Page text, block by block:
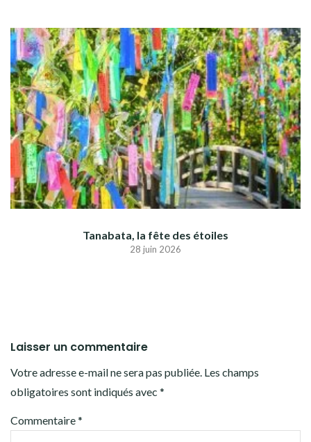
Tanabata, la fête des étoiles
28 juin 2026
Laisser un commentaire
Votre adresse e-mail ne sera pas publiée. Les champs
obligatoires sont indiqués avec *
Commentaire*